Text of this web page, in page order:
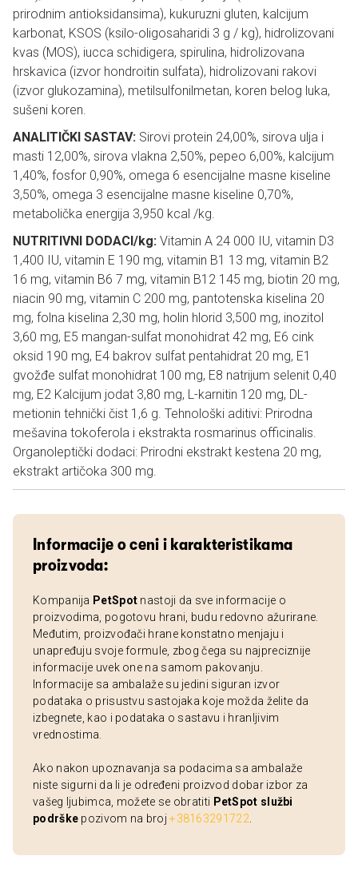
prirodnim antioksidansima), kukuruzni gluten, kalcijum
karbonat, KSOS (ksilo-oligosaharidi 3 g / kg), hidrolizovani
kvas (MOS), iucca schidigera, spirulina, hidrolizovana
hrskavica (izvor hondroitin sulfata), hidrolizovani rakovi
(izvor glukozamina), metilsulfonilmetan, koren belog luka,
sušeni koren.
ANALITIČKI SASTAV: Sirovi protein 24,00%, sirova ulja i
masti 12,00%, sirova vlakna 2,50%, pepeo 6,00%, kalcijum
1,40%, fosfor 0,90%, omega 6 esencijalne masne kiseline
3,50%, omega 3 esencijalne masne kiseline 0,70%,
metabolička energija 3,950 kcal /kg.
NUTRITIVNI DODACI/kg: Vitamin A 24 000 IU, vitamin D3
1,400 IU, vitamin E 190 mg, vitamin B1 13 mg, vitamin B2
16 mg, vitamin B6 7 mg, vitamin B12 145 mg, biotin 20 mg,
niacin 90 mg, vitamin C 200 mg, pantotenska kiselina 20
mg, folna kiselina 2,30 mg, holin hlorid 3,500 mg, inozitol
3,60 mg, E5 mangan-sulfat monohidrat 42 mg, E6 cink
oksid 190 mg, E4 bakrov sulfat pentahidrat 20 mg, E1
gvožđe sulfat monohidrat 100 mg, E8 natrijum selenit 0,40
mg, E2 Kalcijum jodat 3,80 mg, L-karnitin 120 mg, DL-
metionin tehnički čist 1,6 g. Tehnološki aditivi: Prirodna
mešavina tokoferola i ekstrakta rosmarinus officinalis.
Organoleptički dodaci: Prirodni ekstrakt kestena 20 mg,
ekstrakt artičoka 300 mg.
Informacije o ceni i karakteristikama
proizvoda:
Kompanija PetSpot nastoji da sve informacije o
proizvodima, pogotovu hrani, budu redovno ažurirane.
Međutim, proizvođači hrane konstatno menjaju i
unapređuju svoje formule, zbog čega su najpreciznije
informacije uvek one na samom pakovanju.
Informacije sa ambalaže su jedini siguran izvor
podataka o prisustvu sastojaka koje možda želite da
izbegnete, kao i podataka o sastavu i hranljivim
vrednostima.
Ako nakon upoznavanja sa podacima sa ambalaže
niste sigurni da li je određeni proizvod dobar izbor za
vašeg ljubimca, možete se obratiti PetSpot službi
podrške pozivom na broj+38163291722